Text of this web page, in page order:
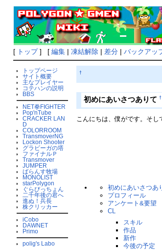
[ トップ] [ 編集| 凍結解除 | 差分| バックアッ
トップページ
サイト概要
主なプレイヤー
コテハンの説明
BBS
NET拳FIGHTER
Pop'nTube
CRACKER LAN
D
COLORROOM
TransmoverNG
Lockon Shooter
グラビーガの塔
ファイナルＰ
Transmover
JUMPER
ばらんす牧場
MONOLIST
starPolygon
ぐらびっちょん
二千年後の君へ
進ぬ！兵長
株クリッカー
iCobo
DAWNET
Primo
polig's Labo
†
初めにあいさつありて †
こんにちは、僕がです。そし
初めにあいさつあ
プロフィール
アンケート&要望
CL
スキル
作品
新作
今後の予定